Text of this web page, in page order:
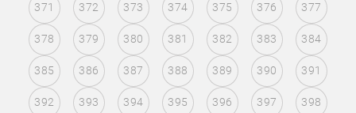
371 372 373 374 375 376 377
378 379 380 381 382 383 384
385 386 387 388 389 390 391
392 393 394 395 396 397 398